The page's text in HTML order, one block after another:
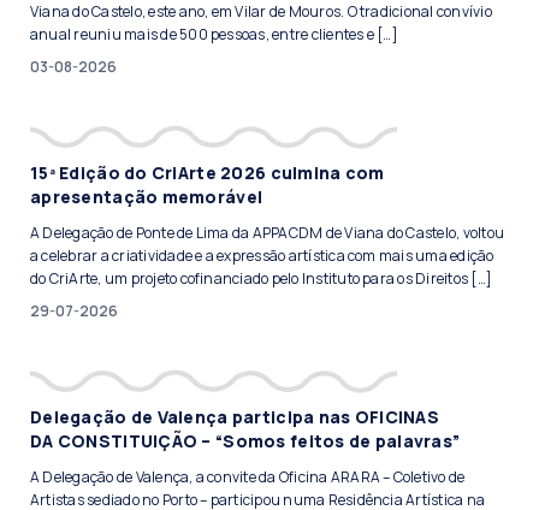
Viana do Castelo, este ano, em Vilar de Mouros. O tradicional convívio
anual reuniu mais de 500 pessoas, entre clientes e […]
03-08-2026
15ª Edição do CriArte 2026 culmina com
apresentação memorável
A Delegação de Ponte de Lima da APPACDM de Viana do Castelo, voltou
a celebrar a criatividade e a expressão artística com mais uma edição
do CriArte, um projeto cofinanciado pelo Instituto para os Direitos […]
29-07-2026
Delegação de Valença participa nas OFICINAS
DA CONSTITUIÇÃO – “Somos feitos de palavras”
A Delegação de Valença, a convite da Oficina ARARA – Coletivo de
Artistas sediado no Porto – participou numa Residência Artística na